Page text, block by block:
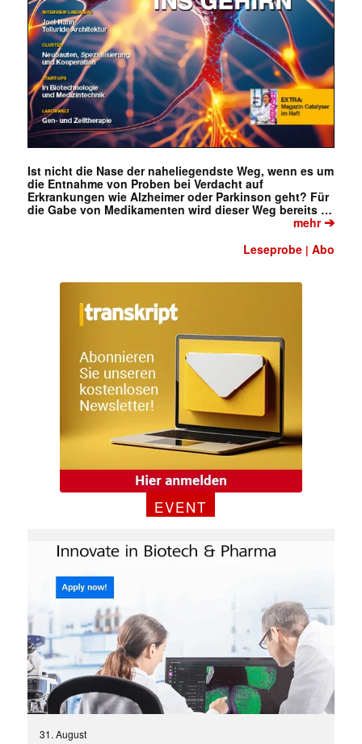
Ist nicht die Nase der naheliegendste Weg, wenn es um
die Entnahme von Proben bei Verdacht auf
Erkrankungen wie Alzheimer oder Parkinson geht? Für
die Gabe von Medikamenten wird dieser Weg bereits …
mehr➔
Leseprobe |Abo
EVENT
31. August